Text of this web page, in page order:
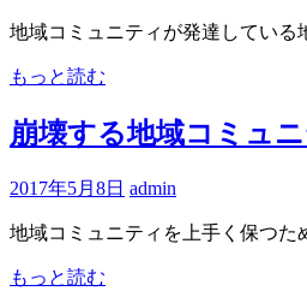
地域コミュニティが発達している
もっと読む
崩壊する地域コミュ
2017年5月8日 admin
地域コミュニティを上手く保つた
もっと読む